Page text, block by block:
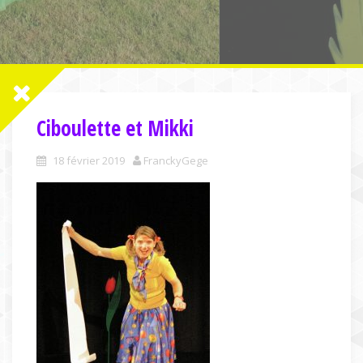
Ciboulette et Mikki
18 février 2019 FranckyGege